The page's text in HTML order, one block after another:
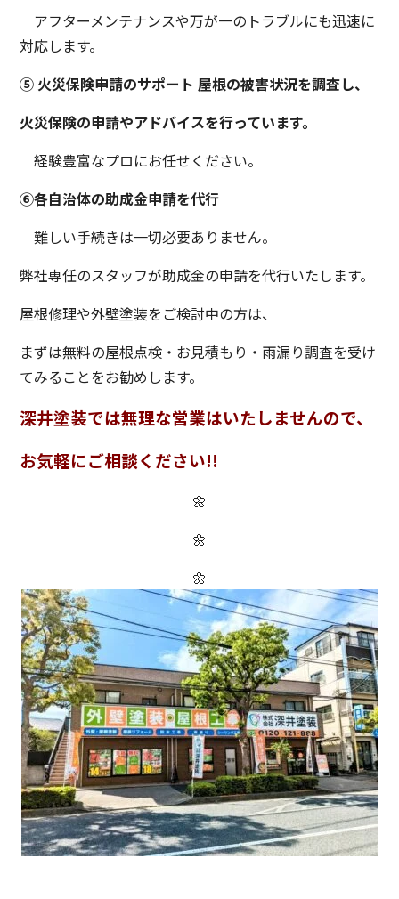
アフターメンテナンスや万が一のトラブルにも迅速に
対応します。
⑤ 火災保険申請のサポート 屋根の被害状況を調査し、
火災保険の申請やアドバイスを行っています。
経験豊富なプロにお任せください。
⑥各自治体の助成金申請を代行
難しい手続きは一切必要ありません。
弊社専任のスタッフが助成金の申請を代行いたします。
屋根修理や外壁塗装をご検討中の方は、
まずは無料の屋根点検・お見積もり・雨漏り調査を受け
てみることをお勧めします。
深井塗装では無理な営業はいたしませんので、
お気軽にご相談ください!!
🌼
🌼
🌼